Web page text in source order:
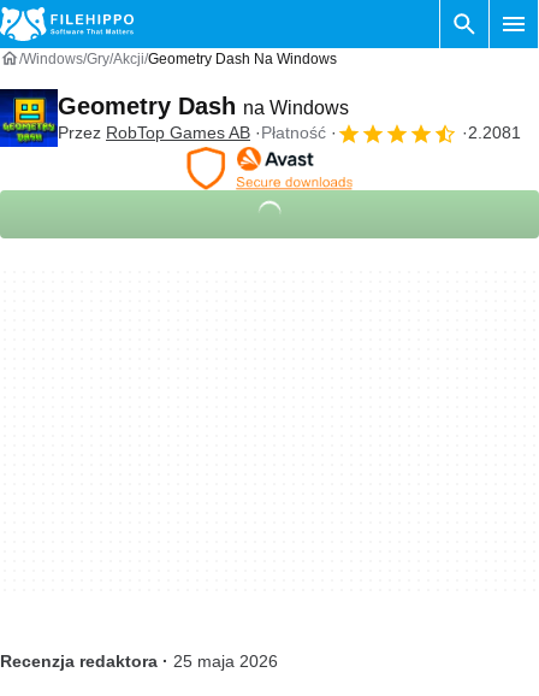
Windows Gry Akcji Geometry Dash Na Windows
Geometry Dash na Windows
Przez RobTop Games AB Płatność 2.2081
Recenzja redaktora · 25 maja 2026